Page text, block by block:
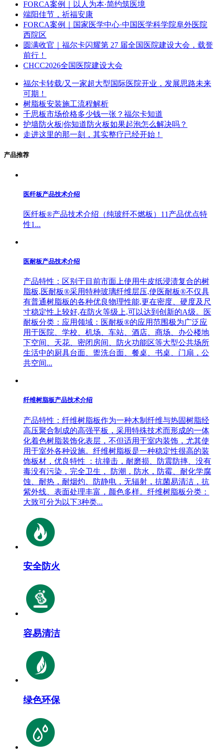
FORCA案例｜以人为本·简约筑医境
端阳佳节，祈福安康
FORCA案例｜国家医学中心·中国医学科学院阜外医院
西院区
圆满收官｜福尔卡闪耀第 27 届全国医院建设大会，载誉
前行！
CHCC2026全国医院建设大会
福尔卡转载/又一家超大型国际医院开业，发展思路未来
可期！
树脂板安装施工流程解析
千思板市场价格多少钱一张？福尔卡知道
护墙防火板|你知道防火板如果起泡怎么解决吗？
走进这里的那一刻，其实整疗已经开始！
产品推荐
医纤板产品技术介绍
医纤板®产品技术介绍（纯玻纤不燃板）11产品优点特
性1...
医耐板产品技术介绍
产品特性：区别于目前市面上使用牛皮纸浸渍复合的树
脂板,医耐板®采用特种玻璃纤维层压,使医耐板®不仅具
有普通树脂板的各种优良物理性能,更在密度、硬度及尺
寸稳定性上较好,在防火等级上,可以达到创新的A级。医
耐板分类：应用领域：医耐板®的应用范围极为广泛应
用于医院、学校、机场、车站、酒店、商场、办公楼地
下空间、天花、密闭房间、防火功能区等大型公共场所
生活中的厨具台面、盥洗台面、餐桌、书桌、门扇，公
共空间...
纤维树脂板产品技术介绍
产品特性：纤维树脂板作为一种木制纤维与热固树脂经
高压聚合制成的高强平板，采用特殊技术而形成的一体
化着色树脂装饰化表层，不但适用于室内装饰，尤其使
用于室外各种设施。纤维树脂板是一种稳定性很高的装
饰板材，优良特性 ：抗撞击，耐磨损、防震防摔、没有
毒没有污染，完全卫生， 防潮，防水，防霉、耐化学腐
蚀、耐热，耐烟灼、防静电，无辐射，抗菌易清洁，抗
紫外线、表面处理丰富，颜色多样。纤维树脂板分类：
大致可分为以下3种类...
安全防火
容易清洁
绿色环保